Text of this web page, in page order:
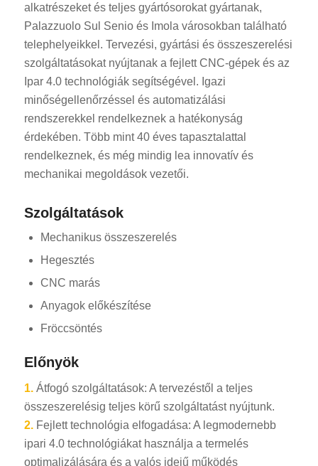
alkatrészeket és teljes gyártósorokat gyártanak,
Palazzuolo Sul Senio és Imola városokban található
telephelyeikkel. Tervezési, gyártási és összeszerelési
szolgáltatásokat nyújtanak a fejlett CNC-gépek és az
Ipar 4.0 technológiák segítségével. Igazi
minőségellenőrzéssel és automatizálási
rendszerekkel rendelkeznek a hatékonyság
érdekében. Több mint 40 éves tapasztalattal
rendelkeznek, és még mindig lea innovatív és
mechanikai megoldások vezetői.
Szolgáltatások
Mechanikus összeszerelés
Hegesztés
CNC marás
Anyagok előkészítése
Fröccsöntés
Előnyök
1.Átfogó szolgáltatások: A tervezéstől a teljes
összeszerelésig teljes körű szolgáltatást nyújtunk.
2.Fejlett technológia elfogadása: A legmodernebb
ipari 4.0 technológiákat használja a termelés
optimalizálására és a valós idejű működés